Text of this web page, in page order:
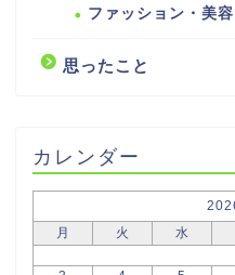
ファッション・美
思ったこと
カレンダー
月
火 水